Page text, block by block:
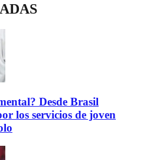
Desde Brasil
los servicios de joven